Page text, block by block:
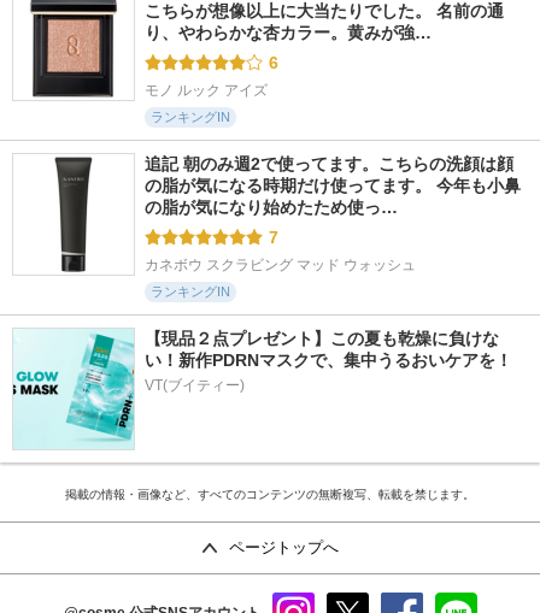
こちらが想像以上に大当たりでした。 名前の通
り、やわらかな杏カラー。黄みが強…
6
モノ ルック アイズ
ランキングIN
追記 朝のみ週2で使ってます。こちらの洗顔は顔
の脂が気になる時期だけ使ってます。 今年も小鼻
の脂が気になり始めたため使っ…
7
カネボウ スクラビング マッド ウォッシュ
ランキングIN
【現品２点プレゼント】この夏も乾燥に負けな
い！新作PDRNマスクで、集中うるおいケアを！
VT(ブイティー)
掲載の情報・画像など、すべてのコンテンツの無断複写、転載を禁じます。
ページトップへ